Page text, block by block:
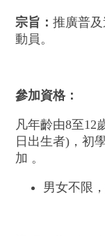
宗旨： 推廣普
動員。
參加資格：
凡年齡由8至12
日出生者)，初
加 。
男女不限